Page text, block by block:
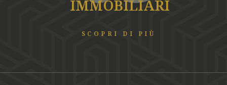
IMMOBILIARI
SCOPRI DI PIÙ